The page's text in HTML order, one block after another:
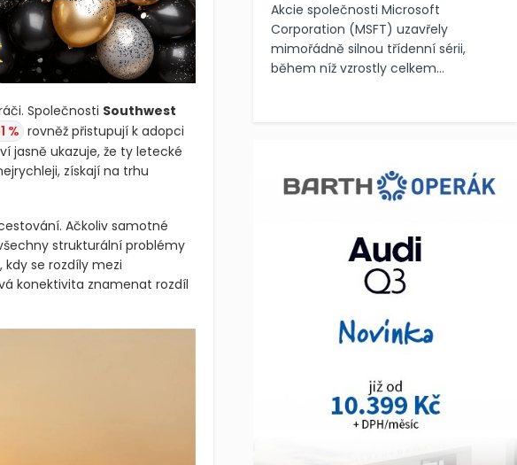
Společnosti Southwest
% rovněž přistupují k adopci
jasně ukazuje, že ty letecké
získají na trhu
Ačkoliv samotné
strukturální problémy
se rozdíly mezi
konektivita znamenat rozdíl
Akcie společnosti Microsoft
Corporation (MSFT) uzavřely
mimořádně silnou třídenní sérii,
během níž vzrostly celkem...